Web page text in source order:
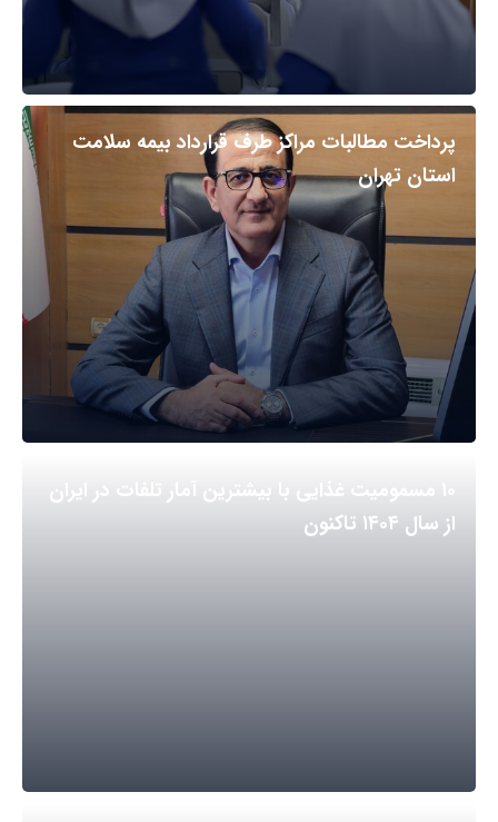
پرداخت مطالبات مراکز طرف قرارداد بیمه سلامت
استان تهران
۱۰ مسمومیت غذایی با بیشترین آمار تلفات در ایران
از سال ۱۴۰۴ تاکنون